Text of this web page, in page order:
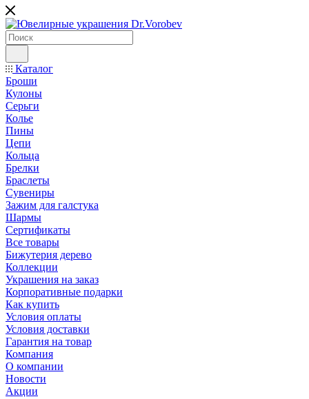
Каталог
Броши
Кулоны
Серьги
Колье
Пины
Цепи
Кольца
Брелки
Браслеты
Сувениры
Зажим для галстука
Шармы
Сертификаты
Все товары
Бижутерия дерево
Коллекции
Украшения на заказ
Корпоративные подарки
Как купить
Условия оплаты
Условия доставки
Гарантия на товар
Компания
О компании
Новости
Акции